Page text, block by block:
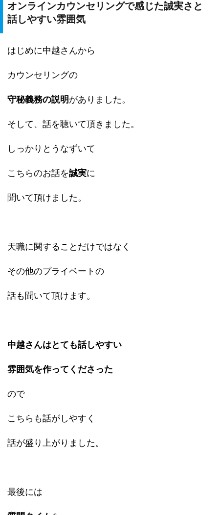
オンラインカウンセリングで感じた誠実さと
話しやすい雰囲気
はじめに中越さんから
カウンセリングの
守秘義務の説明がありました。
そして、話を聴いて頂きました。
しっかりとうなずいて
こちらのお話を誠実に
聞いて頂けました。
天職に関することだけではなく
その他のプライベートの
話も聞いて頂けます。
中越さんはとても話しやすい
雰囲気を作ってくださった
ので
こちらも話がしやすく
話が盛り上がりました。
最後には